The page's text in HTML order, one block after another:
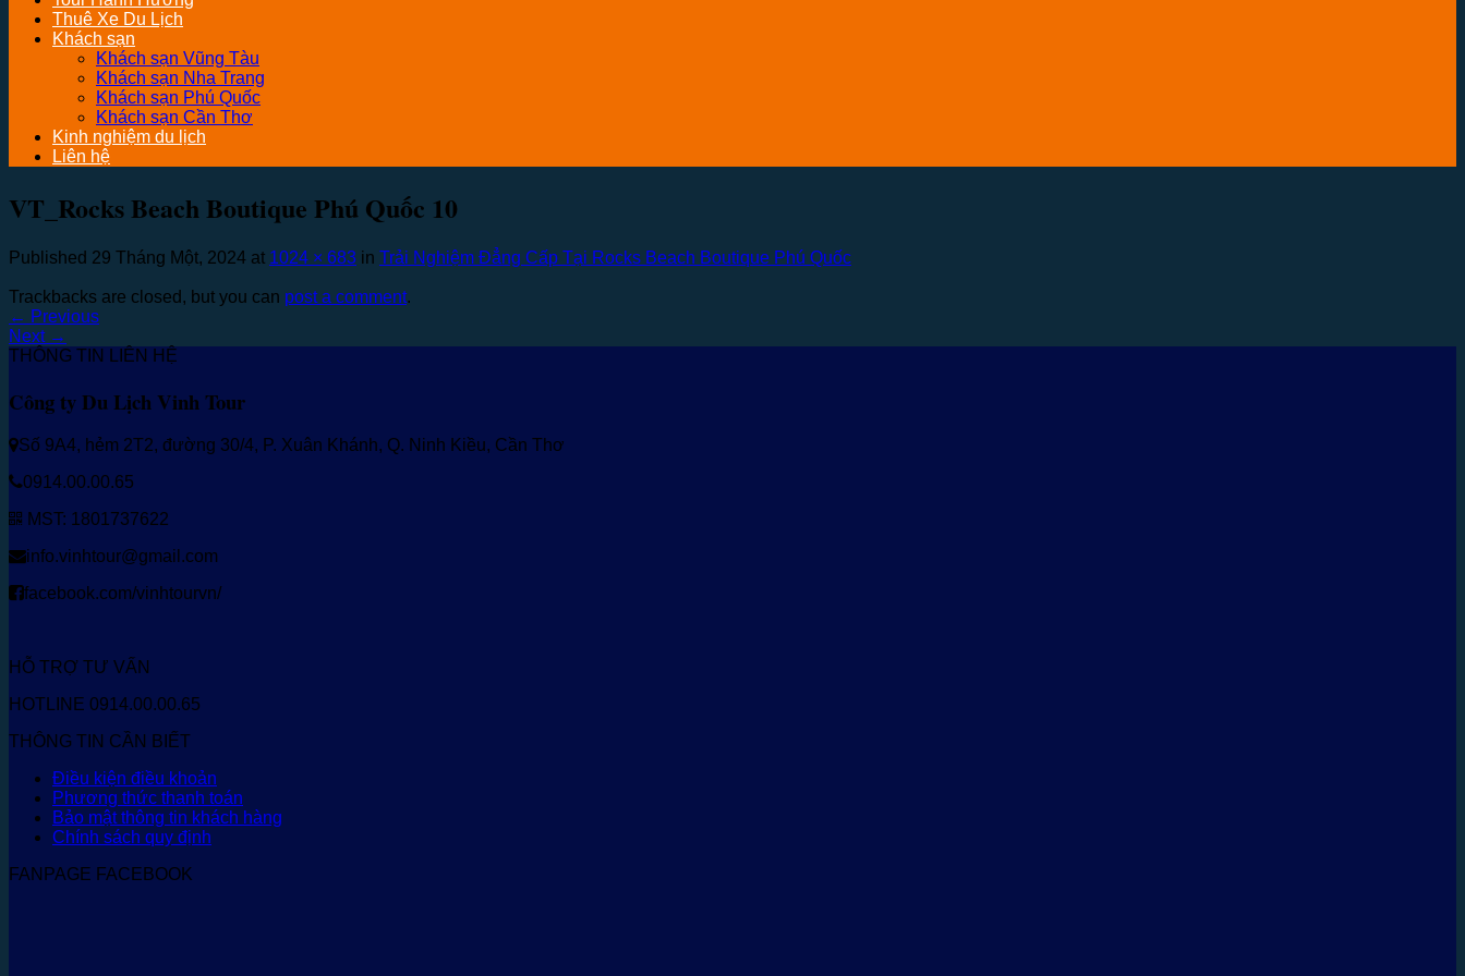
Thuê Xe Du Lịch
Khách sạn
Khách sạn Vũng Tàu
Khách sạn Nha Trang
Khách sạn Phú Quốc
Khách sạn Cần Thơ
Kinh nghiệm du lịch
Liên hệ
VT_Rocks Beach Boutique Phú Quốc 10
Published 29 Tháng Một, 2024 at 1024 × 683 in Trải Nghiệm Đẳng Cấp Tại Rocks Beach Boutique Phú Quốc
Trackbacks are closed, but you can post a comment.
← Previous
Next →
THÔNG TIN LIÊN HỆ
Công ty Du Lịch Vinh Tour
Số 9A4, hẻm 2T2, đường 30/4, P. Xuân Khánh, Q. Ninh Kiều, Cần Thơ
0914.00.00.65
MST: 1801737622
info.vinhtour@gmail.com
facebook.com/vinhtourvn/
HỖ TRỢ TƯ VẤN
HOTLINE 0914.00.00.65
THÔNG TIN CẦN BIẾT
Điều kiện điều khoản
Phương thức thanh toán
Bảo mật thông tin khách hàng
Chính sách quy định
FANPAGE FACEBOOK